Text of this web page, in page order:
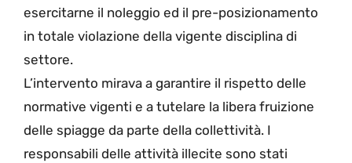
esercitarne il noleggio ed il pre-posizionamento
in totale violazione della vigente disciplina di
settore.
L’intervento mirava a garantire il rispetto delle
normative vigenti e a tutelare la libera fruizione
delle spiagge da parte della collettività. I
responsabili delle attività illecite sono stati